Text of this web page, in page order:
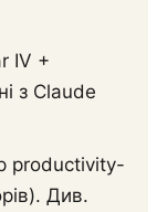
IV +
з Claude
productivity-
Див.